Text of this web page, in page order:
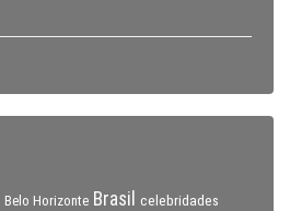
Belo Horizonte Brasil celebridades